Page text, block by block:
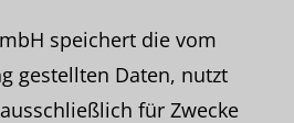
speichert die vom
gestellten Daten, nutzt
für Zwecke